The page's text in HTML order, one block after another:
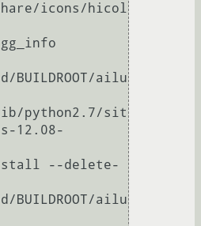
icons/hicol
BUILDROOT/ailu
python2.7/sit
12.08-
--delete-
BUILDROOT/ailu